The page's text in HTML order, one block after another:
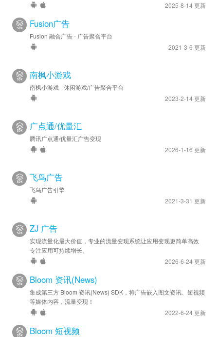
2025-8-14 更新
Fusion广告
Fusion 融合广告 - 广告聚合平台
2021-3-6 更新
南枫小游戏
南枫小游戏 - 休闲游戏/广告聚合平台
2023-2-14 更新
广点通/优量汇
腾讯广点通/优量汇广告变现
2026-1-16 更新
飞鸟广告
飞鸟广告引擎
2021-3-31 更新
ZJ 广告
实现流量化最大价值，专业的流量变现系统让应用变现更简单高效
专注应用可持续增长。
2026-6-24 更新
Bloom 资讯(News)
集成第三方 Bloom 资讯(News) SDK，将广告嵌入图文资讯、短视频
等媒体内容，流量变现！
2022-6-24 更新
Bloom 短视频